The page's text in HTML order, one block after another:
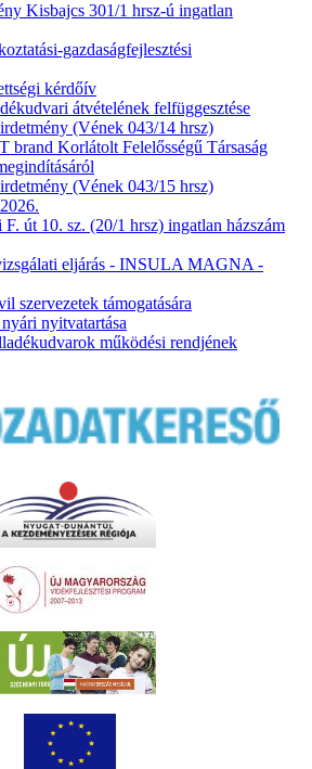
Kisbajcs 301/1 hrsz-ú ingatlan
gazdaságfejlesztési
kérdőív
átvételének felfüggesztése
(Vének 043/14 hrsz)
brand Korlátolt Felelősségű Társaság
(Vének 043/15 hrsz)
út 10. sz. (20/1 hrsz) ingatlan házszám
eljárás - INSULA MAGNA -
szervezetek támogatására
nyitvatartása
működési rendjének